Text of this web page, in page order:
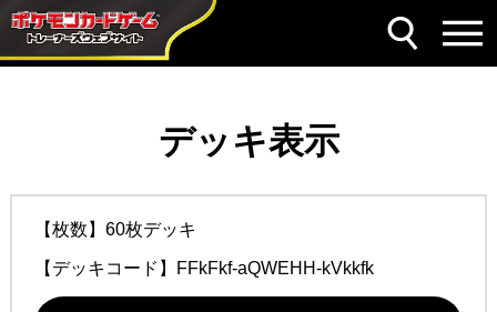
デッキ表示
【枚数】60枚デッキ
【デッキコード】 FFkFkf-aQWEHH-kVkkfk